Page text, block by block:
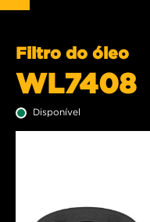
Filtro do óleo
WL7408
Disponível